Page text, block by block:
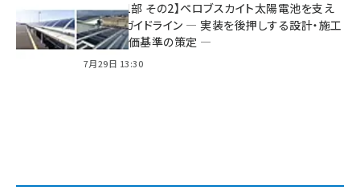
特集【第1部 その2】ペロブスカイト太陽電池を支え
る2つのガイドライン ― 実装を後押しする設計・施工
方針と評価基準の策定 ―
7月29日 13:30